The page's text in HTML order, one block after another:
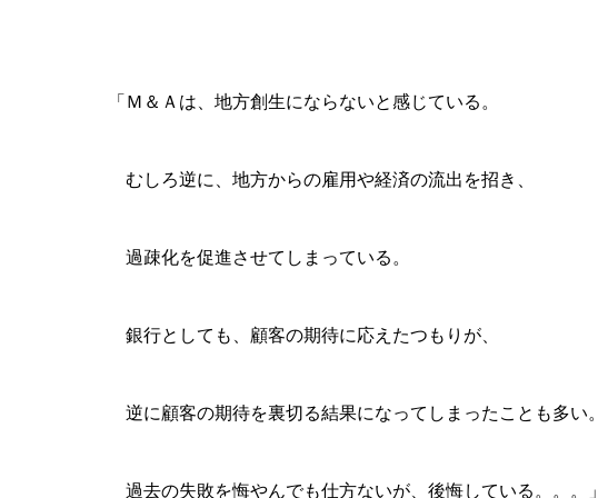
「Ｍ＆Ａは、地方創生にならないと感じている。
むしろ逆に、地方からの雇用や経済の流出を招き、
過疎化を促進させてしまっている。
銀行としても、顧客の期待に応えたつもりが、
逆に顧客の期待を裏切る結果になってしまったことも多い。
過去の失敗を悔やんでも仕方ないが、後悔している。。。」